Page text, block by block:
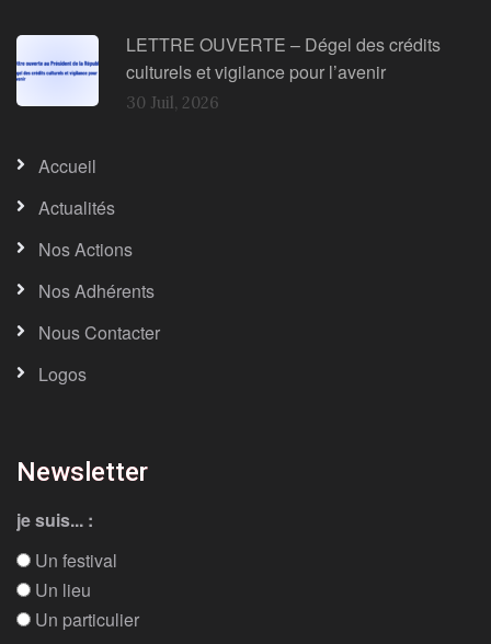
LETTRE OUVERTE – Dégel des crédits
culturels et vigilance pour l’avenir
30 Juil, 2026
Accueil
Actualités
Nos Actions
Nos Adhérents
Nous Contacter
Logos
Newsletter
je suis... :
Un festival
Un lieu
Un particulier